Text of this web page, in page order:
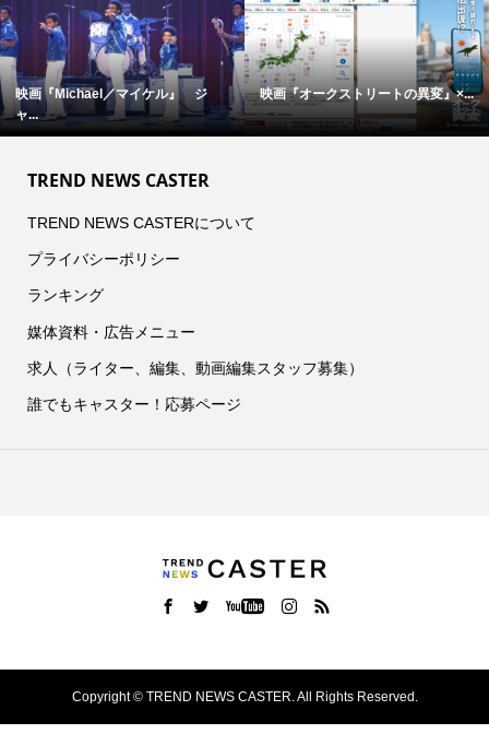
完全撮り下ろし「2027年版 羽生結...
【中島裕翔】初写真展 『7okyo
c...
TREND NEWS CASTER
TREND NEWS CASTERについて
プライバシーポリシー
ランキング
媒体資料・広告メニュー
求人（ライター、編集、動画編集スタッフ募集）
誰でもキャスター！応募ページ
Copyright ©TREND NEWS CASTER. All Rights Reserved.